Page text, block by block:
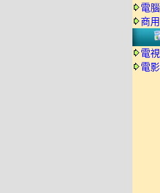
電
商
電
電